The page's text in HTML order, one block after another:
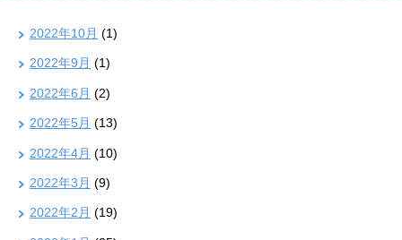
2022年10月 (1)
2022年9月 (1)
2022年6月 (2)
2022年5月 (13)
2022年4月 (10)
2022年3月 (9)
2022年2月 (19)